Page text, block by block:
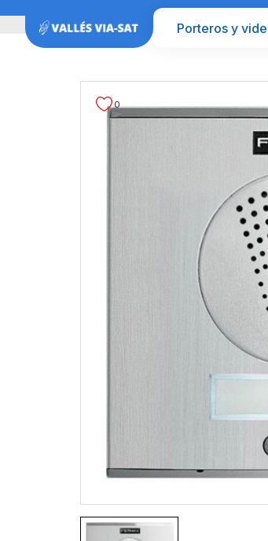
Porteros y
Porteros y videoporteros
0